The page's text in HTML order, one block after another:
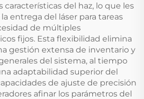
características del haz, lo que les
entrega del láser para tareas
de múltiples
fijos. Esta flexibilidad elimina
gestión extensa de inventario y
del sistema, al tiempo
adaptabilidad superior del
de ajuste de precisión
afinar los parámetros del